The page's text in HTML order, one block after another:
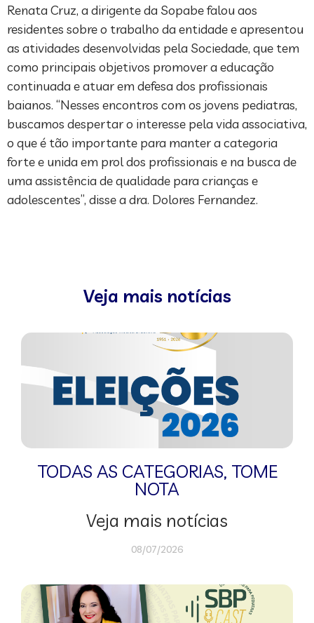
Renata Cruz, a dirigente da Sopabe falou aos
residentes sobre o trabalho da entidade e apresentou
as atividades desenvolvidas pela Sociedade, que tem
como principais objetivos promover a educação
continuada e atuar em defesa dos profissionais
baianos. “Nesses encontros com os jovens pediatras,
buscamos despertar o interesse pela vida associativa,
o que é tão importante para manter a categoria
forte e unida em prol dos profissionais e na busca de
uma assistência de qualidade para crianças e
adolescentes”, disse a dra. Dolores Fernandez.
Veja mais notícias
TODAS AS CATEGORIAS, TOME
NOTA
Veja mais notícias
08/07/2026